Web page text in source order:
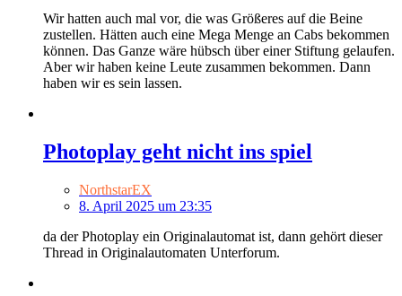
Wir hatten auch mal vor, die was Größeres auf die Beine
zustellen. Hätten auch eine Mega Menge an Cabs bekommen
können. Das Ganze wäre hübsch über einer Stiftung gelaufen.
Aber wir haben keine Leute zusammen bekommen. Dann
haben wir es sein lassen.
Photoplay geht nicht ins spiel
NorthstarEX
8. April 2025 um 23:35
da der Photoplay ein Originalautomat ist, dann gehört dieser
Thread in Originalautomaten Unterforum.